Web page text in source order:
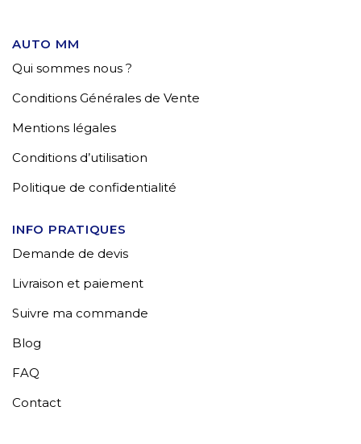
AUTO MM
Qui sommes nous ?
Conditions Générales de Vente
Mentions légales
Conditions d’utilisation
Politique de confidentialité
INFO PRATIQUES
Demande de devis
Livraison et paiement
Suivre ma commande
Blog
FAQ
Contact